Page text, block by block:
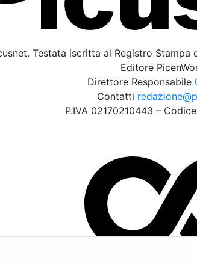
Testata iscritta al Registro Stampa
Editore
Direttore Responsabile
Contatti
P.IVA 02170210443 –